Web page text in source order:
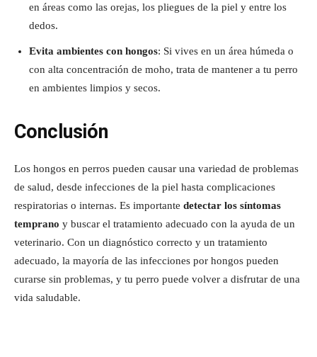
en áreas como las orejas, los pliegues de la piel y entre los
dedos.
Evita ambientes con hongos: Si vives en un área húmeda o
con alta concentración de moho, trata de mantener a tu perro
en ambientes limpios y secos.
Conclusión
Los hongos en perros pueden causar una variedad de problemas
de salud, desde infecciones de la piel hasta complicaciones
respiratorias o internas. Es importante detectar los síntomas
temprano y buscar el tratamiento adecuado con la ayuda de un
veterinario. Con un diagnóstico correcto y un tratamiento
adecuado, la mayoría de las infecciones por hongos pueden
curarse sin problemas, y tu perro puede volver a disfrutar de una
vida saludable.